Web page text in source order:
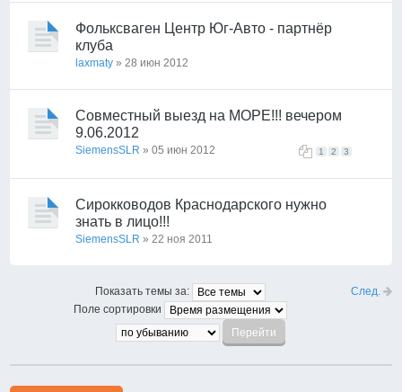
Фольксваген Центр Юг-Авто - партнёр
клуба
laxmaty » 28 июн 2012
Совместный выезд на МОРЕ!!! вечером
9.06.2012
1 2 3
SiemensSLR » 05 июн 2012
Сирокководов Краснодарского нужно
знать в лицо!!!
SiemensSLR » 22 ноя 2011
След.
Показать темы за:
Поле сортировки